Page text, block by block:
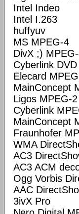
Intel Indeo
Intel I.263
huffyuv
MS MPEG-4
DivX ;)
Cyberlink
Elecard
MainConcept
Ligos MPEG-
Cyberlink
MainConcept
Fraunhofer
WMA
AC3
AC3 ACM
Ogg Vorbis
AAC
3ivX Pro